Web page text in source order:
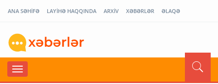
ANA SƏHİFƏ LAYİHƏ HAQQINDA ARXİV XƏBƏRLƏR ƏLAQƏ